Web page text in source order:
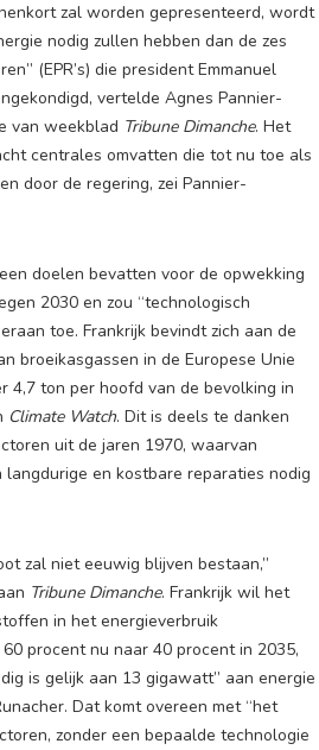
zal worden gepresenteerd, wordt
nodig zullen hebben dan de zes
(EPR’s) die president Emmanuel
vertelde Agnes Pannier-
van weekblad Tribune Dimanche. Het
centrales omvatten die tot nu toe als
door de regering, zei Pannier-
doelen bevatten voor de opwekking
2030 en zou “technologisch
toe. Frankrijk bevindt zich aan de
broeikasgassen in de Europese Unie
4,7 ton per hoofd van de bevolking in
Climate Watch. Dit is deels te danken
uit de jaren 1970, waarvan
en kostbare reparaties nodig
zal niet eeuwig blijven bestaan,”
Tribune Dimanche. Frankrijk wil het
in het energieverbruik
procent nu naar 40 procent in 2035,
is gelijk aan 13 gigawatt” aan energie
Dat komt overeen met “het
zonder een bepaalde technologie